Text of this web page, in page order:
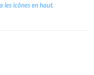
les icônes en haut.